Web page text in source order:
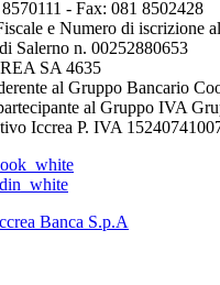
- Fax: 081 8502428
e Numero di iscrizione
Salerno n. 00252880653
SA 4635
al Gruppo Bancario
al Gruppo IVA
Iccrea P. IVA
Banca S.p.A